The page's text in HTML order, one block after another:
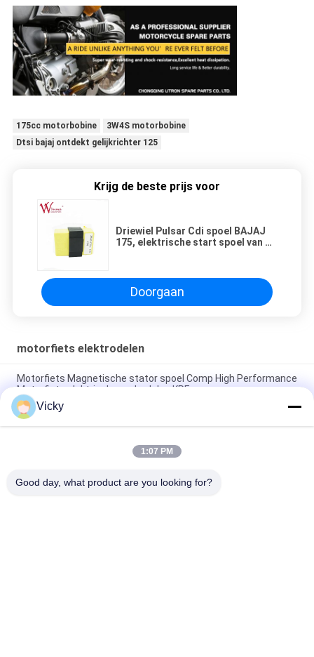
175cc motorbobine
3W4S motorbobine
Dtsi bajaj ontdekt gelijkrichter 125
Krijg de beste prijs voor
Driewiel Pulsar Cdi spoel BAJAJ
175, elektrische start spoel van de
Doorgaan
motorfiets elektrodelen
Motorfiets Magnetische stator spoel Comp High Performance
Motorfiets elektrische onderdelen KRF
Elektrische motorfiets relais connector Kriss 100 voor B2B
kopers Goede prestaties Mannelijke 6.3mm
Elektrische schakelaar relais voor NOUVO mannelijke
Vicky
1:07 PM
Good day, what product are you looking for?